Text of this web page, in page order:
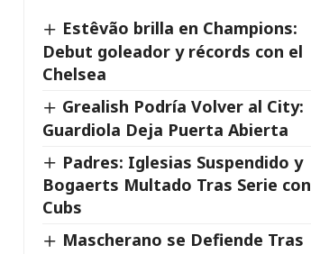
Estêvão brilla en Champions:
Debut goleador y récords con el
Chelsea
Grealish Podría Volver al City:
Guardiola Deja Puerta Abierta
Padres: Iglesias Suspendido y
Bogaerts Multado Tras Serie con
Cubs
Mascherano se Defiende Tras